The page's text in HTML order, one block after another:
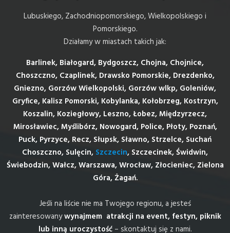
Lubuskiego, Zachodniopomorskiego, Wielkopolskiego i
Pomorskiego.
Działamy w miastach takich jak:
Barlinek, Białogard, Bydgoszcz, Chojna, Chojnice,
Choszczno, Czaplinek, Drawsko Pomorskie, Drezdenko,
Gniezno, Gorzów Wielkopolski, Gorzów wlkp, Goleniów,
Gryfice, Kalisz Pomorski, Kobylanka, Kołobrzeg, Kostrzyn,
Koszalin, Koziegłowy, Leszno, Łobez, Międzyrzecz,
Mirosławiec, Myślibórz, Nowogard, Police, Płoty, Poznań,
Puck, Pyrzyce, Recz, Słupsk, Sławno, Strzelce, Suchań
Choszczno, Sulęcin, Szczecin, Szczecinek, Świdwin,
Świebodzin, Wałcz, Warszawa, Wrocław, Złocieniec, Zielona
Góra, Żagań.
Jeśli na liście nie ma Twojego regionu, a jesteś
zainteresowanywynajmem atrakcji na event, festyn, piknik
lub inną uroczystość– skontaktuj się z nami.